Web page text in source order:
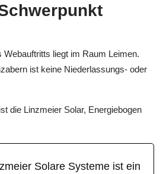
liegt im Raum Leimen.
ist keine Niederlassungs- oder
die Linzmeier Solar, Energiebogen
Solare Systeme ist ein